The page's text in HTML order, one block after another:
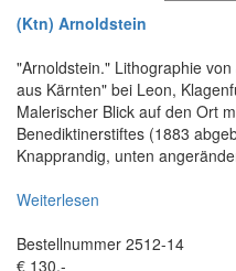
(Ktn) Arnoldstein
"Arnoldstein." Lithographie
aus Kärnten" bei Leon,
Malerischer Blick auf den Ort
Benediktinerstiftes (1883
Knapprandig, unten
Weiterlesen
Bestellnummer 2512-14
€ 130,-